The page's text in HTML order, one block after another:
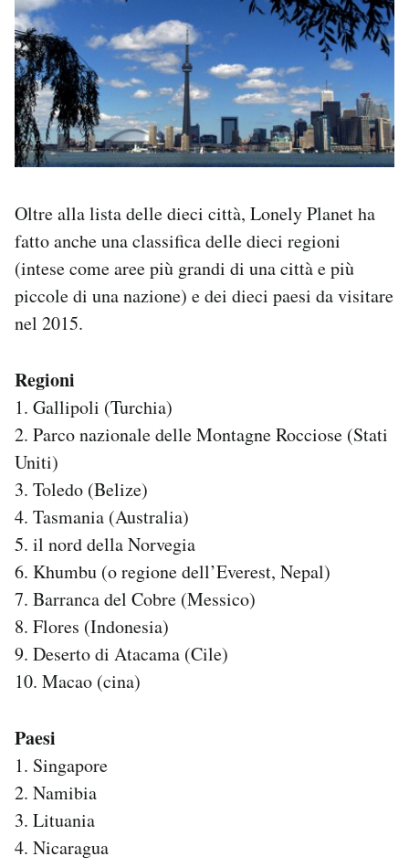
Oltre alla lista delle dieci città, Lonely Planet ha
fatto anche una classifica delle dieci regioni
(intese come aree più grandi di una città e più
piccole di una nazione) e dei dieci paesi da visitare
nel 2015.
Regioni
1. Gallipoli (Turchia)
2. Parco nazionale delle Montagne Rocciose (Stati
Uniti)
3. Toledo (Belize)
4. Tasmania (Australia)
5. il nord della Norvegia
6. Khumbu (o regione dell’Everest, Nepal)
7. Barranca del Cobre (Messico)
8. Flores (Indonesia)
9. Deserto di Atacama (Cile)
10. Macao (cina)
Paesi
1. Singapore
2. Namibia
3. Lituania
4. Nicaragua